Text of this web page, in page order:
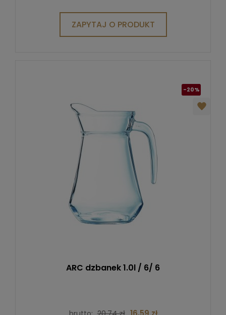
ZAPYTAJ O PRODUKT
-20%
ARC dzbanek 1.0l / 6/ 6